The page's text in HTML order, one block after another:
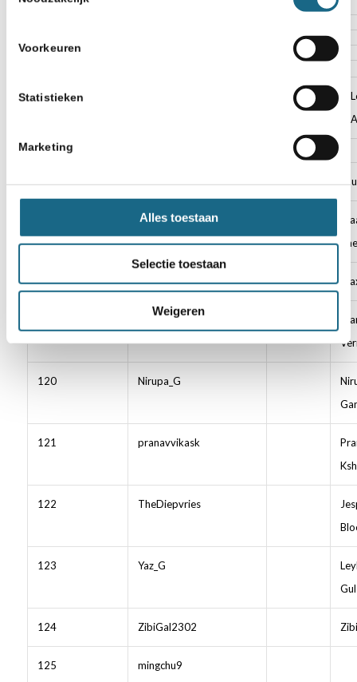
Voorkeuren
Statistieken
Marketing
Alles toestaan
Selectie toestaan
Weigeren
Maart1999
118 MaxHooijmans
MrChessyV
120 Nirupa_G
121 pranavvikask
122 TheDiepvries
123 Yaz_G
124 ZibiGal2302
125 mingchu9